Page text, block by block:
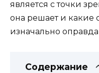
является с точки
она решает и какие
изначально
Содержание